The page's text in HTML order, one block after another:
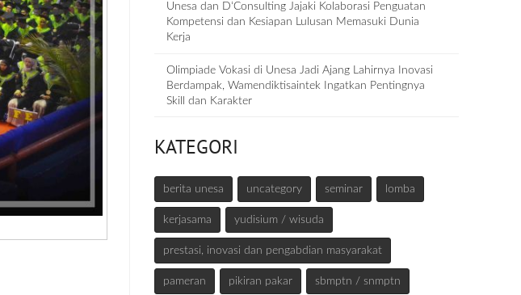
Unesa dan D‘Consulting Jajaki Kolaborasi Penguatan
Kompetensi dan Kesiapan Lulusan Memasuki Dunia
Kerja
Olimpiade Vokasi di Unesa Jadi Ajang Lahirnya Inovasi
Berdampak, Wamendiktisaintek Ingatkan Pentingnya
Skill dan Karakter
KATEGORI
berita unesa uncategory seminar lomba
kerjasama yudisium / wisuda
prestasi, inovasi dan pengabdian masyarakat
pameran pikiran pakar sbmptn / snmptn